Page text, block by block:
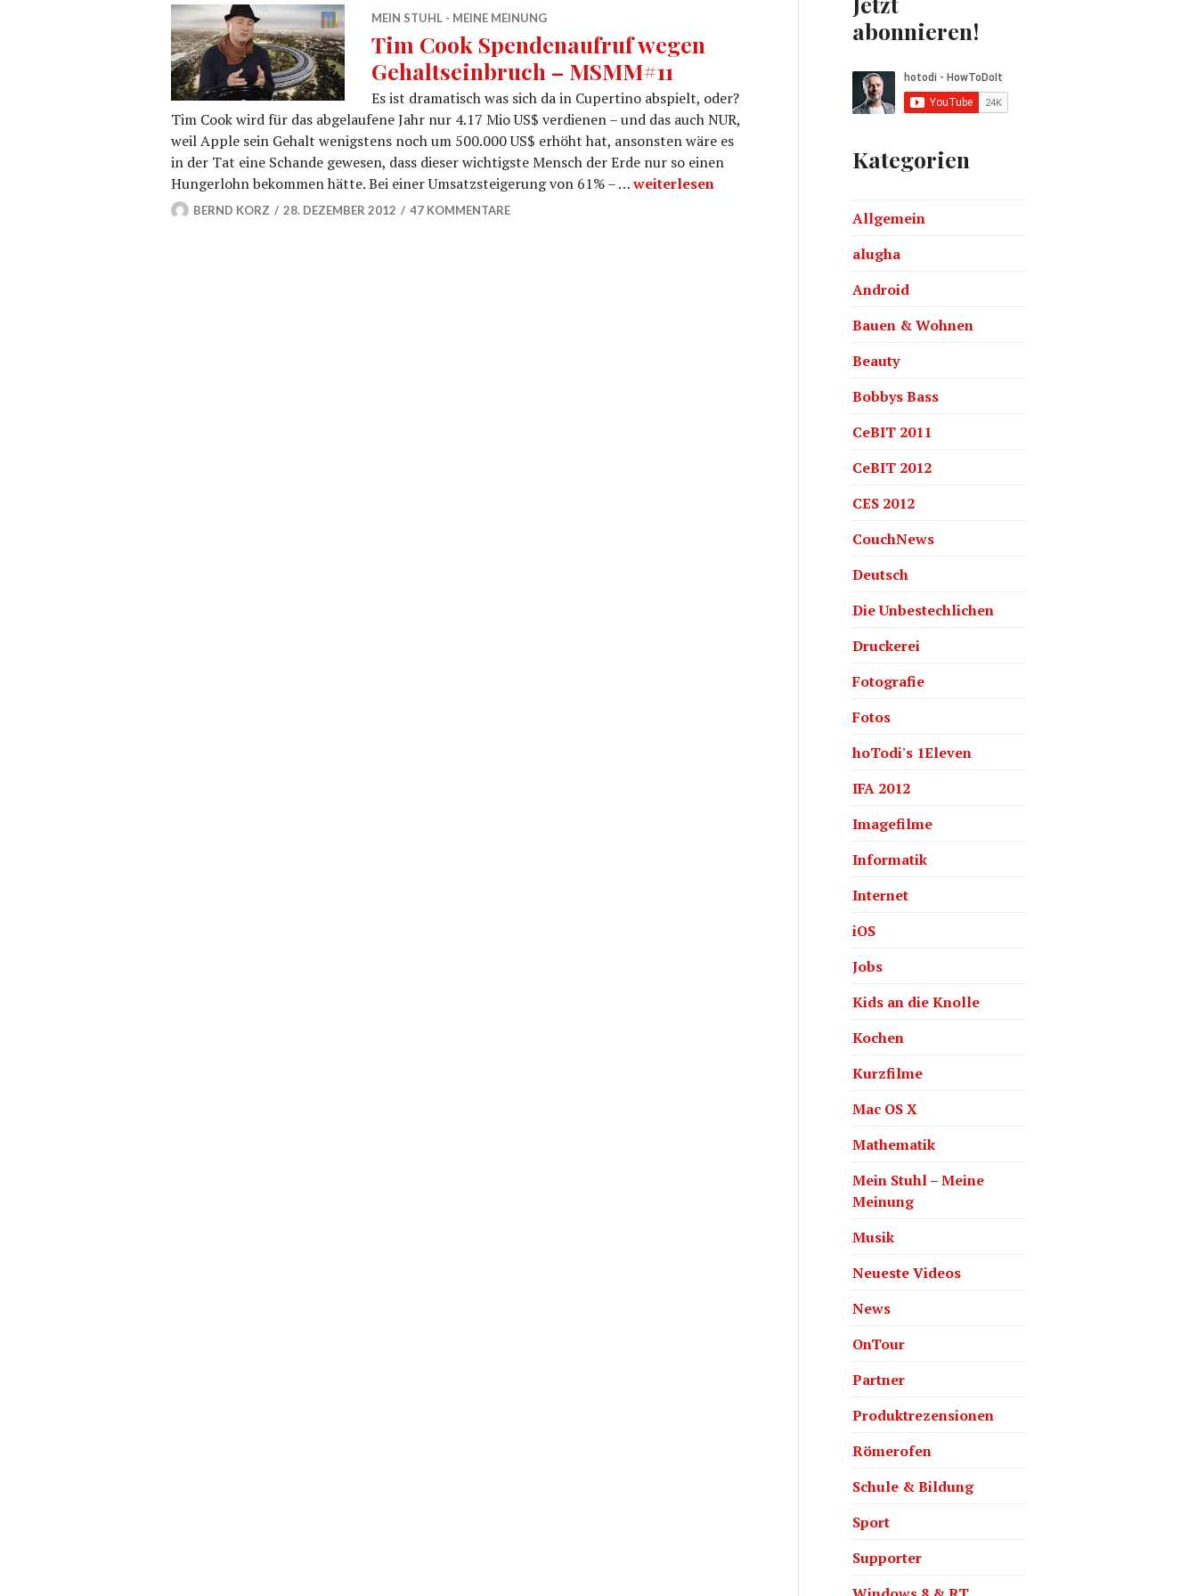
MEIN STUHL - MEINE MEINUNG
Tim Cook Spendenaufruf wegen
Gehaltseinbruch – MSMM#11
Es ist dramatisch was sich da in Cupertino abspielt, oder?
Tim Cook wird für das abgelaufene Jahr nur 4.17 Mio US$ verdienen – und das auch NUR,
weil Apple sein Gehalt wenigstens noch um 500.000 US$ erhöht hat, ansonsten wäre es
in der Tat eine Schande gewesen, dass dieser wichtigste Mensch der Erde nur so einen
Hungerlohn bekommen hätte. Bei einer Umsatzsteigerung von 61% – …Tim Cook Spendenaufruf wegen Gehaltseinbruch – MSMM#11
weiterlesen
BERND KORZ 28. DEZEMBER 2012 47 KOMMENTARE
abonnieren!
Kategorien
Allgemein
alugha
Android
Bauen & Wohnen
Beauty
Bobbys Bass
CeBIT 2011
CeBIT 2012
CES 2012
CouchNews
Deutsch
Die Unbestechlichen
Druckerei
Fotografie
Fotos
hoTodi's 1Eleven
IFA 2012
Imagefilme
Informatik
Internet
iOS
Jobs
Kids an die Knolle
Kochen
Kurzfilme
Mac OS X
Mathematik
Mein Stuhl – Meine
Meinung
Musik
Neueste Videos
News
OnTour
Partner
Produktrezensionen
Römerofen
Schule & Bildung
Sport
Supporter